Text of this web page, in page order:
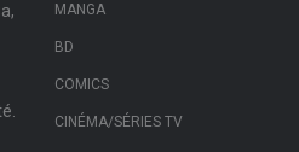
MANGA
BD
COMICS
CINÉMA/SÉRIES TV